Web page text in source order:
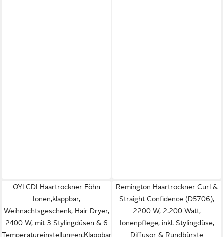
OYLCDI Haartrockner Föhn
Ionen,klappbar,
Weihnachtsgeschenk, Hair Dryer,
2400 W, mit 3 Stylingdüsen & 6
Temperatureinstellungen,Klappbar
Remington Haartrockner Curl &
Straight Confidence (D5706),
2200 W, 2.200 Watt,
Ionenpflege, inkl. Stylingdüse,
Diffusor & Rundbürste